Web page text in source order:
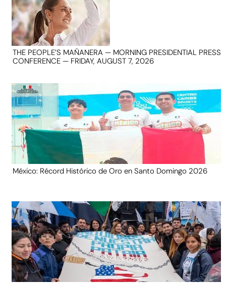
THE PEOPLE’S MAÑANERA — MORNING PRESIDENTIAL PRESS
CONFERENCE — FRIDAY, AUGUST 7, 2026
México: Récord Histórico de Oro en Santo Domingo 2026